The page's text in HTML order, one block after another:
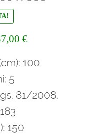
€.
€Il
attuale
100
5
81/2008,
150